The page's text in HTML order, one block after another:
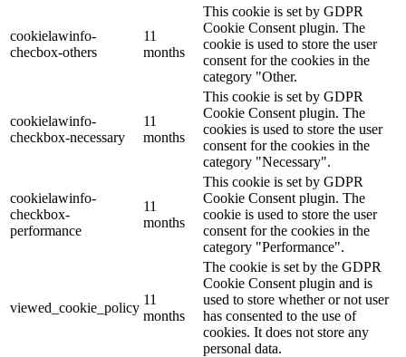
cookielawinfo-
checbox-others
11
months
This cookie is set by GDPR
Cookie Consent plugin. The
cookie is used to store the user
consent for the cookies in the
category "Other.
cookielawinfo-
checkbox-necessary
11
months
This cookie is set by GDPR
Cookie Consent plugin. The
cookies is used to store the user
consent for the cookies in the
category "Necessary".
cookielawinfo-
checkbox-
performance
11
months
This cookie is set by GDPR
Cookie Consent plugin. The
cookie is used to store the user
consent for the cookies in the
category "Performance".
viewed_cookie_policy
11
months
The cookie is set by the GDPR
Cookie Consent plugin and is
used to store whether or not user
has consented to the use of
cookies. It does not store any
personal data.